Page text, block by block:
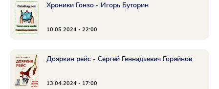
Хроники Гонзо - Игорь Буторин
10.05.2024 - 22:00
Дояркин рейс - Сергей Геннадьевич Горяйнов
13.04.2024 - 17:00